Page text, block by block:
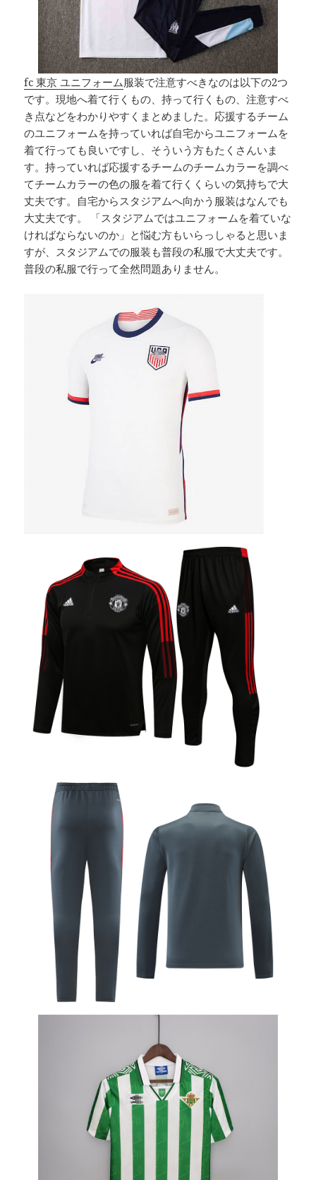
fc 東京 ユニフォーム服装で注意すべきなのは以下の2つ
です。現地へ着て行くもの、持って行くもの、注意すべ
き点などをわかりやすくまとめました。応援するチーム
のユニフォームを持っていれば自宅からユニフォームを
着て行っても良いですし、そういう方もたくさんいま
す。持っていれば応援するチームのチームカラーを調べ
てチームカラーの色の服を着て行くくらいの気持ちで大
丈夫です。自宅からスタジアムへ向かう服装はなんでも
大丈夫です。 「スタジアムではユニフォームを着ていな
ければならないのか」と悩む方もいらっしゃると思いま
すが、スタジアムでの服装も普段の私服で大丈夫です。
普段の私服で行って全然問題ありません。